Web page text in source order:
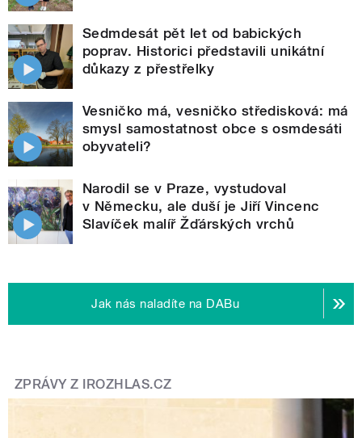
Sedmdesát pět let od babických
poprav. Historici představili unikátní
důkazy z přestřelky
Vesničko má, vesničko středisková: má
smysl samostatnost obce s osmdesáti
obyvateli?
Narodil se v Praze, vystudoval
v Německu, ale duší je Jiří Vincenc
Slavíček malíř Žďárských vrchů
Jak nás naladíte na DABu
ZPRÁVY Z IROZHLAS.CZ